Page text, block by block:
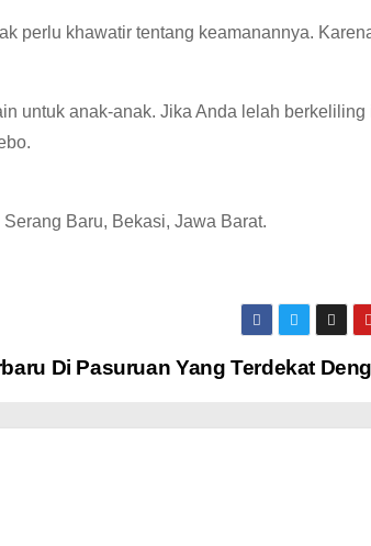
perlu khawatir tentang keamanannya.
untuk anak-anak. Jika Anda lelah berkeliling
Serang Baru, Bekasi, Jawa Barat.
Di Pasuruan Yang Terdekat